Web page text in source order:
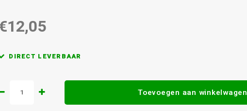
DIRECT LEVERBAAR
Toevoegen aan winkelwagen